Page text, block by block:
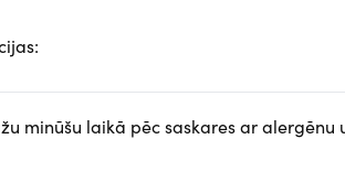
minūšu laikā pēc saskares ar alergēnu